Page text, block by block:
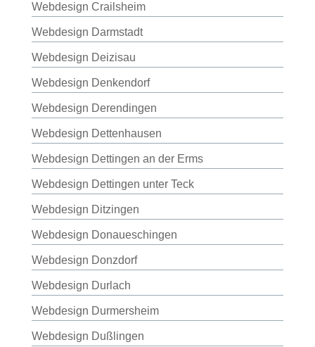
Webdesign Crailsheim
Webdesign Darmstadt
Webdesign Deizisau
Webdesign Denkendorf
Webdesign Derendingen
Webdesign Dettenhausen
Webdesign Dettingen an der Erms
Webdesign Dettingen unter Teck
Webdesign Ditzingen
Webdesign Donaueschingen
Webdesign Donzdorf
Webdesign Durlach
Webdesign Durmersheim
Webdesign Dußlingen